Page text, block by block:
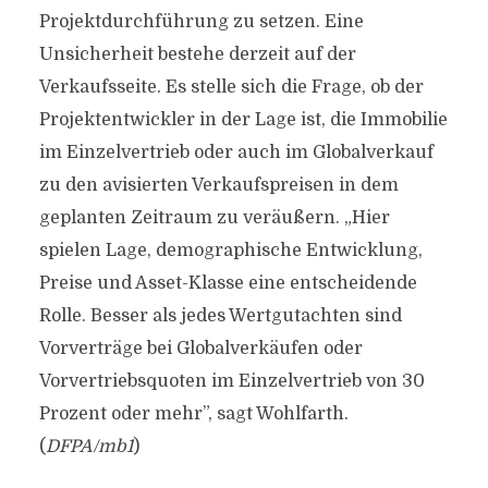
Projektdurchführung zu setzen. Eine
Unsicherheit bestehe derzeit auf der
Verkaufsseite. Es stelle sich die Frage, ob der
Projektentwickler in der Lage ist, die Immobilie
im Einzelvertrieb oder auch im Globalverkauf
zu den avisierten Verkaufspreisen in dem
geplanten Zeitraum zu veräußern. „Hier
spielen Lage, demographische Entwicklung,
Preise und Asset-Klasse eine entscheidende
Rolle. Besser als jedes Wertgutachten sind
Vorverträge bei Globalverkäufen oder
Vorvertriebsquoten im Einzelvertrieb von 30
Prozent oder mehr”, sagt Wohlfarth.
(DFPA/mb1)